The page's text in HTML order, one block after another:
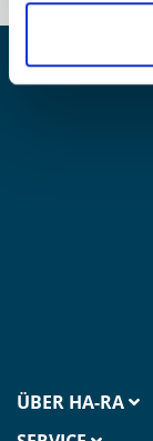
ÜBER HA-RA